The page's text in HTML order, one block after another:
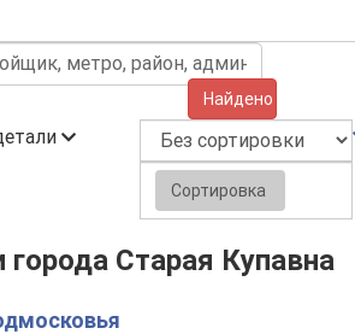
Найдено (638)
Сортировка
города Старая Купавна